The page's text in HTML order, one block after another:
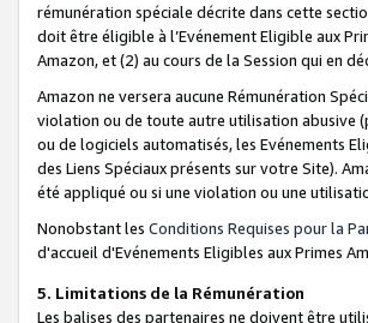
rémunération spéciale décrite dans cette
doit être éligible à l’Evénement Eligible aux
Amazon, et (2) au cours de la Session qui en
Amazon ne versera aucune Rémunération
violation ou de toute autre utilisation abusive
ou de logiciels automatisés, les Evénements
des Liens Spéciaux présents sur votre Site).
été appliqué ou si une violation ou une
Nonobstant les Conditions Requises pour la
d'accueil d'Evénements Eligibles aux Primes
5. Limitations de la Rémunération
Les balises des partenaires ne doivent être